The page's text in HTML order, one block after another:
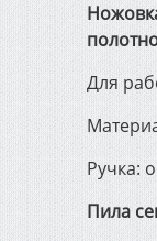
Для
Ручка:
Пила